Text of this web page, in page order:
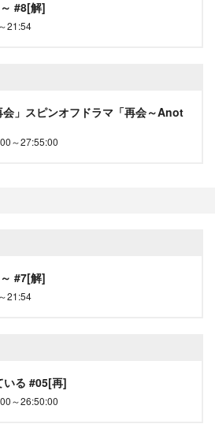
#8[解]
21:54
」スピンオフドラマ「再会～Anot
～27:55:00
#7[解]
21:54
いる #05[再]
～26:50:00